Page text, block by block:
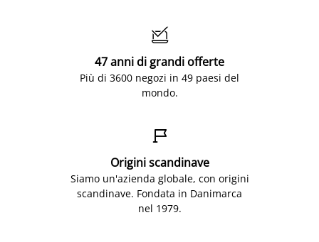

47 anni di grandi offerte
Più di 3600 negozi in 49 paesi del
mondo.

Origini scandinave
Siamo un'azienda globale, con origini
scandinave. Fondata in Danimarca
nel 1979.